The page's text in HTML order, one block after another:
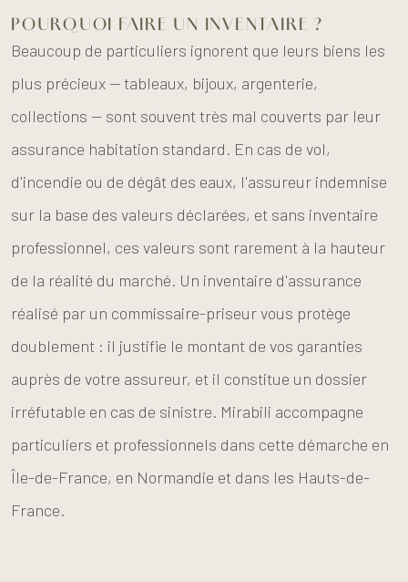
POURQUOI FAIRE UN INVENTAIRE ?
Beaucoup de particuliers ignorent que leurs biens les
plus précieux — tableaux, bijoux, argenterie,
collections — sont souvent très mal couverts par leur
assurance habitation standard. En cas de vol,
d'incendie ou de dégât des eaux, l'assureur indemnise
sur la base des valeurs déclarées, et sans inventaire
professionnel, ces valeurs sont rarement à la hauteur
de la réalité du marché. Un inventaire d'assurance
réalisé par un commissaire-priseur vous protège
doublement : il justifie le montant de vos garanties
auprès de votre assureur, et il constitue un dossier
irréfutable en cas de sinistre. Mirabili accompagne
particuliers et professionnels dans cette démarche en
Île-de-France, en Normandie et dans les Hauts-de-
France.